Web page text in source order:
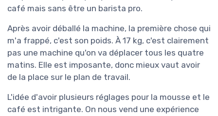
café mais sans être un barista pro.
Après avoir déballé la machine, la première chose qui
m'a frappé, c'est son poids. À 17 kg, c'est clairement
pas une machine qu'on va déplacer tous les quatre
matins. Elle est imposante, donc mieux vaut avoir
de la place sur le plan de travail.
L'idée d'avoir plusieurs réglages pour la mousse et le
café est intrigante. On nous vend une expérience